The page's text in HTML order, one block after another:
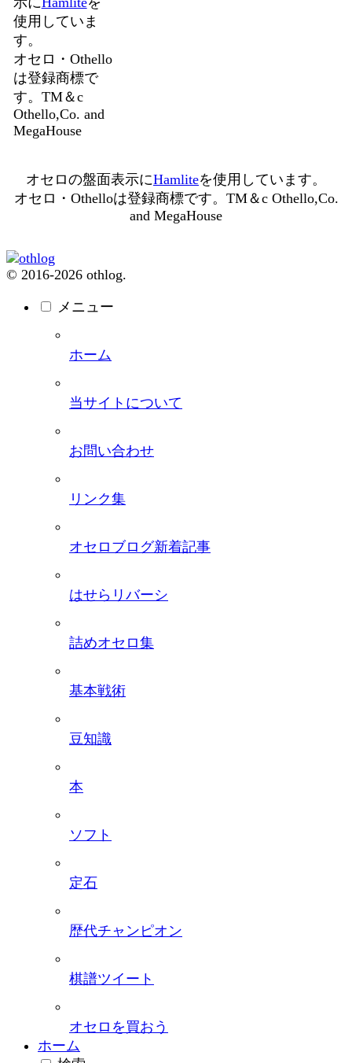
使用していま
す。
オセロ・Othello
は登録商標で
す。TM＆c
Othello,Co. and
MegaHouse
オセロの盤面表示にHamliteを使用しています。
オセロ・Othelloは登録商標です。TM＆c Othello,Co.
and MegaHouse
© 2016-2026 othlog.
メニュー
ホーム
当サイトについて
お問い合わせ
リンク集
オセロブログ新着記事
はせらリバーシ
詰めオセロ集
基本戦術
豆知識
本
ソフト
定石
歴代チャンピオン
棋譜ツイート
オセロを買おう
ホーム